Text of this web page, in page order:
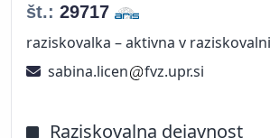
št.: 29717
raziskovalka – aktivna v
sabina.licen
fvz.upr.si
Raziskovalna dejavnost